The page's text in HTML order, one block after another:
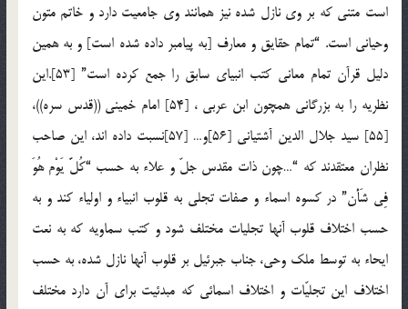
است متنی که بر وی نازل شده نیز همانند وی جامعیت دارد و خاتم متون
وحیانی است. “تمام حقایق و معارف [به پیامبر داده شده است] و به همین
دلیل قرآن تمام معانی کتب انبیای سابق را جمع کرده است” [53].این
نظریه را به بزرگانی همچون ابن عربی ، [54] امام خمینی ((قدس سره))،
[55] سید جلال الدین آشتیانی [56]و… [57]نسبت داده اند، این صاحب
نظران معتقدند که “…چون ذات مقدس جلّ و علاء به حسب “کُلَّ یَوْم هُوَ
فِی شَأْن” در کسوه اسماء و صفات تجلی به قلوب انبیاء و اولیاء کند و به
حسب اختلاف قلوب آنها تجلیات مختلف شود و کتب سماویه که به نعت
ایحاء به توسط ملک وحی، جناب جبرئیل بر قلوب آنها نازل شده، به حسب
اختلاف این تجلیّات و اختلاف اسمائی که مبدئیت برای آن دارد مختلف